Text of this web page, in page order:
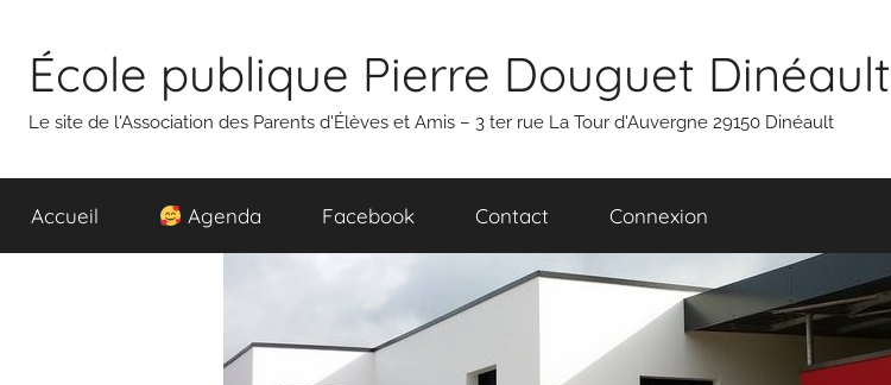
contenu
École publique Pierre Douguet Dinéault
Le site de l'Association des Parents d'Élèves et Amis – 3 ter rue La Tour d'Auvergne 29150 Dinéault
Accueil Agenda Facebook Contact Connexion